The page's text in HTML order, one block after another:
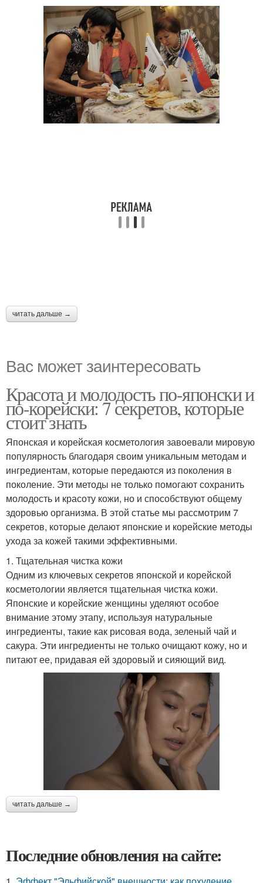
читать дальше →
Вас может заинтересовать
Красота и молодость по-японски и
по-корейски: 7 секретов, которые
стоит знать
Японская и корейская косметология завоевали мировую
популярность благодаря своим уникальным методам и
ингредиентам, которые передаются из поколения в
поколение. Эти методы не только помогают сохранить
молодость и красоту кожи, но и способствуют общему
здоровью организма. В этой статье мы рассмотрим 7
секретов, которые делают японские и корейские методы
ухода за кожей такими эффективными.
1. Тщательная чистка кожи
Одним из ключевых секретов японской и корейской
косметологии является тщательная чистка кожи.
Японские и корейские женщины уделяют особое
внимание этому этапу, используя натуральные
ингредиенты, такие как рисовая вода, зеленый чай и
сакура. Эти ингредиенты не только очищают кожу, но и
питают ее, придавая ей здоровый и сияющий вид.
читать дальше →
Последние обновления на сайте: